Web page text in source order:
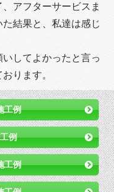
アフターサービスま
結果と、私達は感じ
してよかったと言っ
ります。
工例
例
工例